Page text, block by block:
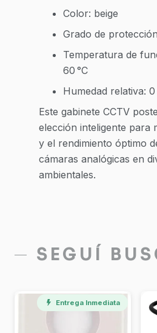
Color: beige
Grado de
Temperatura de
60 °C
Humedad relativa: 0
Este gabinete CCTV
elección inteligente para
y el rendimiento óptimo
cámaras analógicas en
ambientales.
SEGUÍ
Entrega Inmediata